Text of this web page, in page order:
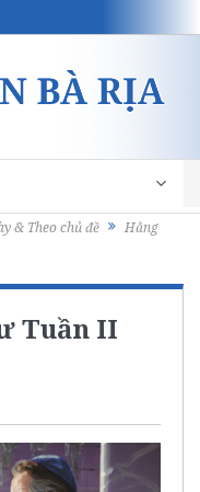
& Theo chủ đề
Hằng
Tuần II